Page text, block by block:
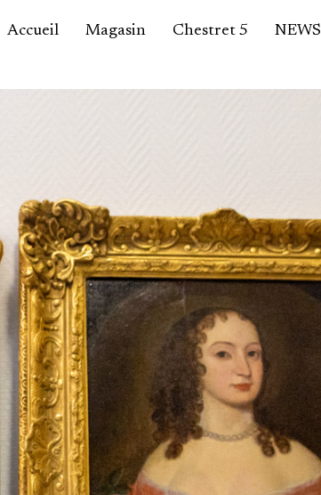
Accueil Magasin
Mobilier
Sculptures
Tableaux
Verrerie
Autre
Chestret 5 NEWS